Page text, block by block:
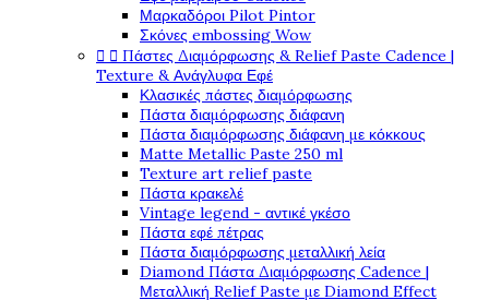
Μαρκαδόροι Pilot Pintor
Σκόνες embossing Wow
  Πάστες Διαμόρφωσης & Relief Paste Cadence |
Texture & Ανάγλυφα Εφέ
Κλασικές πάστες διαμόρφωσης
Πάστα διαμόρφωσης διάφανη
Πάστα διαμόρφωσης διάφανη με κόκκους
Matte Metallic Paste 250 ml
Texture art relief paste
Πάστα κρακελέ
Vintage legend - αντικέ γκέσο
Πάστα εφέ πέτρας
Πάστα διαμόρφωσης μεταλλική λεία
Diamond Πάστα Διαμόρφωσης Cadence |
Μεταλλική Relief Paste με Diamond Effect